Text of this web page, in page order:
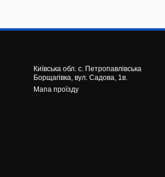
Київська обл. с. Петропавлівська
Борщагівка, вул. Садова, 1в.
Мапа проїзду